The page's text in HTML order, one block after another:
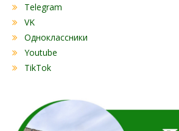
Telegram
VK
Одноклассники
Youtube
TikTok